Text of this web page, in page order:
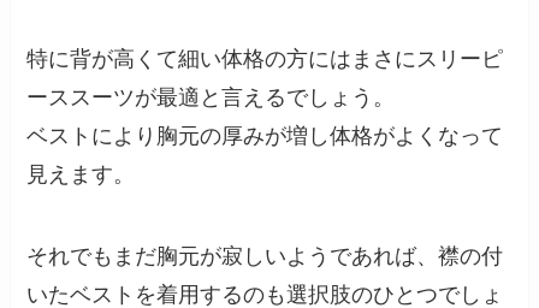
特に背が高くて細い体格の方にはまさにスリーピ
ーススーツが最適と言えるでしょう。
ベストにより胸元の厚みが増し体格がよくなって
見えます。
それでもまだ胸元が寂しいようであれば、襟の付
いたベストを着用するのも選択肢のひとつでしょ